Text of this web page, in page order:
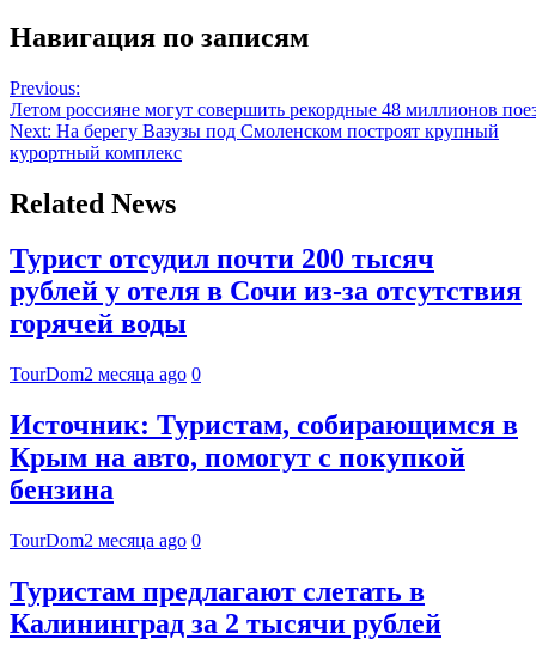
Навигация по записям
Previous:
Летом россияне могут совершить рекордные 48 миллионов
Next: На берегу Вазузы под Смоленском построят крупный
курортный комплекс
Related News
Турист отсудил почти 200 тысяч
рублей у отеля в Сочи из-за отсутствия
горячей воды
TourDom2 месяца ago 0
Источник: Туристам, собирающимся в
Крым на авто, помогут с покупкой
бензина
TourDom2 месяца ago 0
Туристам предлагают слетать в
Калининград за 2 тысячи рублей